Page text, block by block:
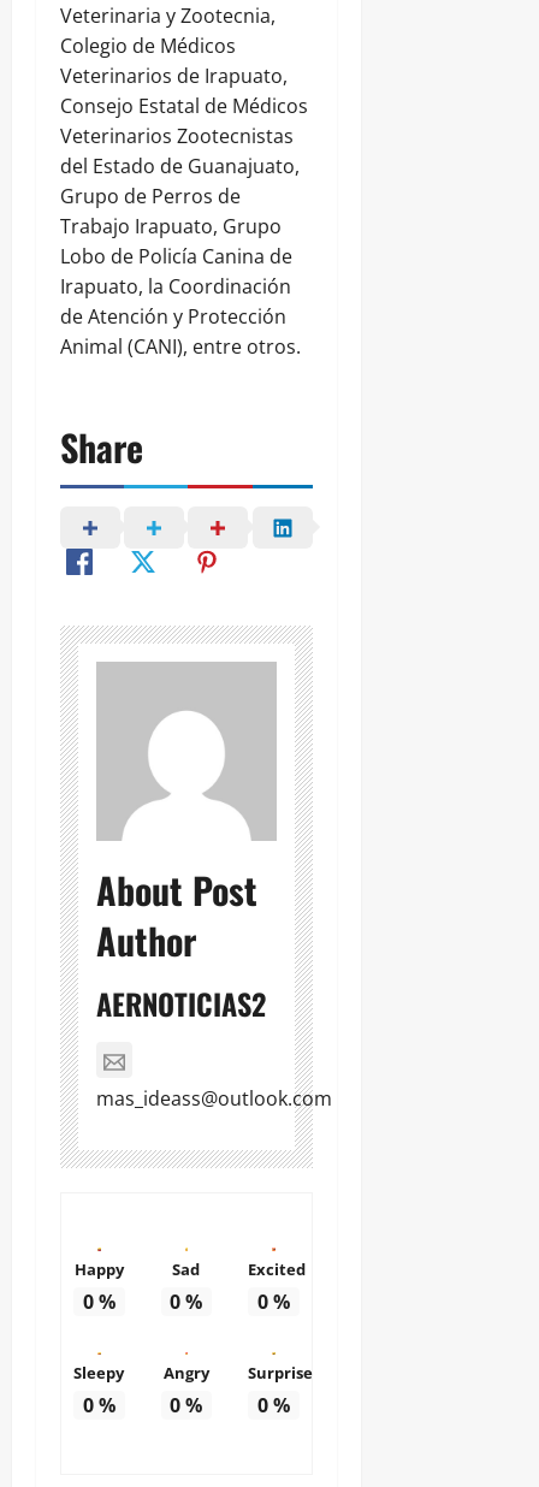
Veterinaria y Zootecnia,
Colegio de Médicos
Veterinarios de Irapuato,
Consejo Estatal de Médicos
Veterinarios Zootecnistas
del Estado de Guanajuato,
Grupo de Perros de
Trabajo Irapuato, Grupo
Lobo de Policía Canina de
Irapuato, la Coordinación
de Atención y Protección
Animal (CANI), entre otros.
Share
About Post
Author
AERNOTICIAS2
mas_ideass@outlook.com
Happy
0%
Sad
0%
Excited
0%
Sleepy
0%
Angry
0%
Surprise
0%